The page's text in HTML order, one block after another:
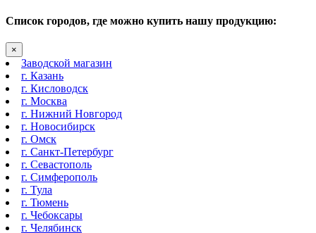
Список городов, где можно купить нашу продукцию:
×
Заводской магазин
г. Казань
г. Кисловодск
г. Москва
г. Нижний Новгород
г. Новосибирск
г. Омск
г. Санкт-Петербург
г. Севастополь
г. Симферополь
г. Тула
г. Тюмень
г. Чебоксары
г. Челябинск